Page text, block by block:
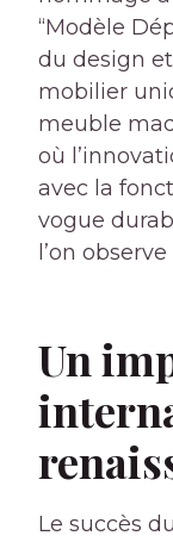
“Modèle
du design
mobilier
meuble
où
avec la
vogue
l’on
Un
Le succès